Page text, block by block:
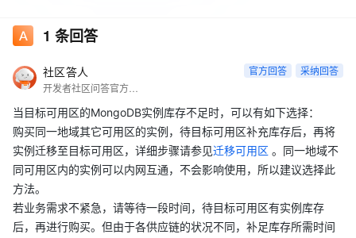
1 条回答
社区答人 官方回答 采纳回答
当目标可用区的MongoDB实例库存不足时，可以有如下选择：
购买同一地域其它可用区的实例，待目标可用区补充库存后，再将
实例迁移至目标可用区，详细步骤请参见迁移可用区 。
同一地域不
同可用区内的实例可以内网互通，不会影响使用，所以建议选择此
方法。
若业务需求不紧急，请等待一段时间，待目标可用区有实例库存
后，再进行购买。但由于各供应链的状况不同，补足库存所需时间